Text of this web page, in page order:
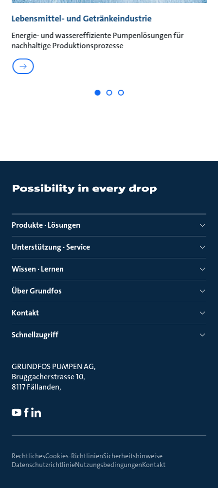
Lebensmittel- und Getränkeindustrie
Energie- und wassereffiziente Pumpenlösungen für
nachhaltige Produktionsprozesse
Produkte · Lösungen
Unterstützung · Service
Wissen · Lernen
Über Grundfos
Kontakt
Schnellzugriff
GRUNDFOS PUMPEN AG
Bruggacherstrasse 10
8117 Fällanden
RechtlichesCookies-RichtlinienSicherheitshinweise
DatenschutzrichtlinieNutzungsbedingungenKontakt